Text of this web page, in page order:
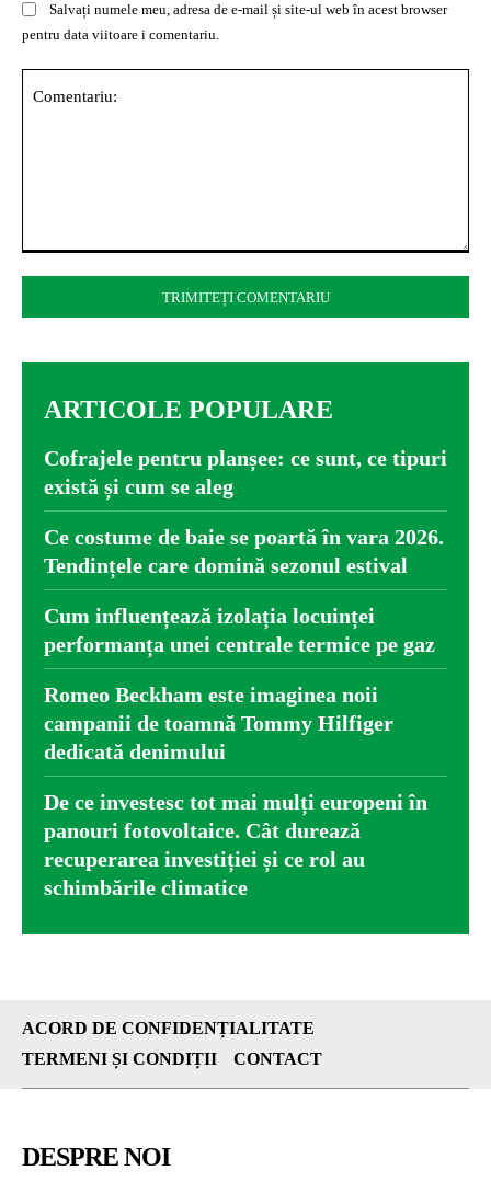
Salvați numele meu, adresa de e-mail și site-ul web în acest browser
pentru data viitoare i comentariu.
ARTICOLE POPULARE
Cofrajele pentru planșee: ce sunt, ce tipuri
există și cum se aleg
Ce costume de baie se poartă în vara 2026.
Tendințele care domină sezonul estival
Cum influențează izolația locuinței
performanța unei centrale termice pe gaz
Romeo Beckham este imaginea noii
campanii de toamnă Tommy Hilfiger
dedicată denimului
De ce investesc tot mai mulți europeni în
panouri fotovoltaice. Cât durează
recuperarea investiției și ce rol au
schimbările climatice
ACORD DE CONFIDENȚIALITATE
TERMENI ȘI CONDIȚII
CONTACT
DESPRE NOI